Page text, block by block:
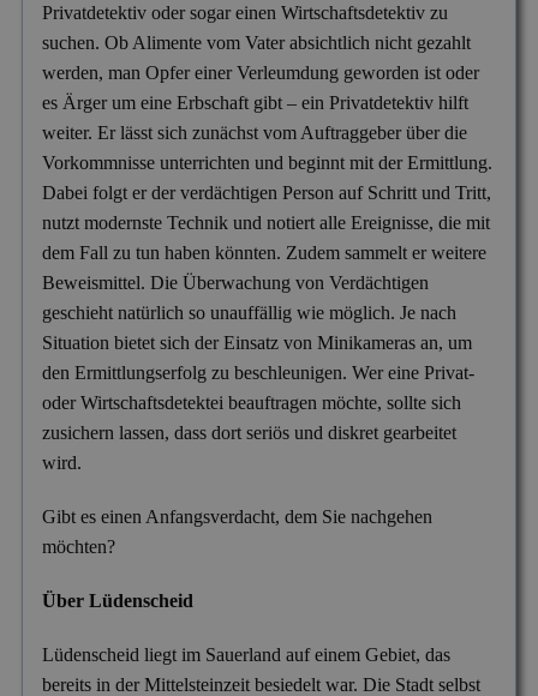
Schwarzarbeit im Betrieb
Unerlaubter Nebenjob
Versicherungsbetrug
Wanzen- & Lauschabwehr
Wettbewerbsverletzung
Wirtschaftsspionage
Privatdetektiv oder sogar einen Wirtschaftsdetektiv zu
suchen. Ob Alimente vom Vater absichtlich nicht gezahlt
werden, man Opfer einer Verleumdung geworden ist oder
es Ärger um eine Erbschaft gibt – ein Privatdetektiv hilft
weiter. Er lässt sich zunächst vom Auftraggeber über die
Vorkommnisse unterrichten und beginnt mit der Ermittlung.
Dabei folgt er der verdächtigen Person auf Schritt und Tritt,
nutzt modernste Technik und notiert alle Ereignisse, die mit
dem Fall zu tun haben könnten. Zudem sammelt er weitere
Beweismittel. Die Überwachung von Verdächtigen
geschieht natürlich so unauffällig wie möglich. Je nach
Situation bietet sich der Einsatz von Minikameras an, um
den Ermittlungserfolg zu beschleunigen. Wer eine Privat-
oder Wirtschaftsdetektei beauftragen möchte, sollte sich
zusichern lassen, dass dort seriös und diskret gearbeitet
wird.
Gibt es einen Anfangsverdacht, dem Sie nachgehen
möchten?
Über Lüdenscheid
Lüdenscheid liegt im Sauerland auf einem Gebiet, das
bereits in der Mittelsteinzeit besiedelt war. Die Stadt selbst